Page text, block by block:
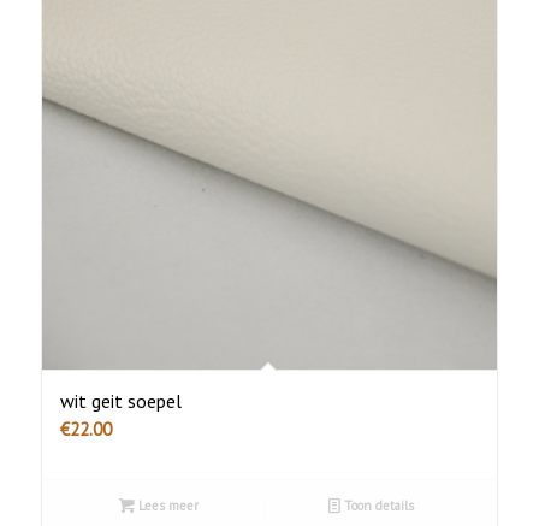
wit geit soepel
€22.00
Lees meer Toon details